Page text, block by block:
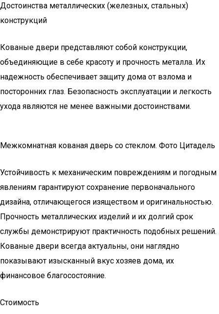
Достоинства металлических (железных, стальных)
конструкций
Кованые двери представляют собой конструкции,
объединяющие в себе красоту и прочность металла. Их
надежность обеспечивает защиту дома от взлома и
посторонних глаз. Безопасность эксплуатации и легкость
ухода являются не менее важными достоинствами.
Межкомнатная кованая дверь со стеклом. Фото Цитадель
Устойчивость к механическим повреждениям и погодным
явлениям гарантируют сохранение первоначального
дизайна, отличающегося изяществом и оригинальностью.
Прочность металлических изделий и их долгий срок
службы демонстрируют практичность подобных решений.
Кованые двери всегда актуальны, они наглядно
показывают изысканный вкус хозяев дома, их
финансовое благосостояние.
Стоимость